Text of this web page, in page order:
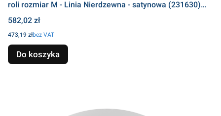
roli rozmiar M - Linia Nierdzewna - satynowa (231630)
#993100
Cena
582,02 zł
Cena
473,19 złbez VAT
Do koszyka